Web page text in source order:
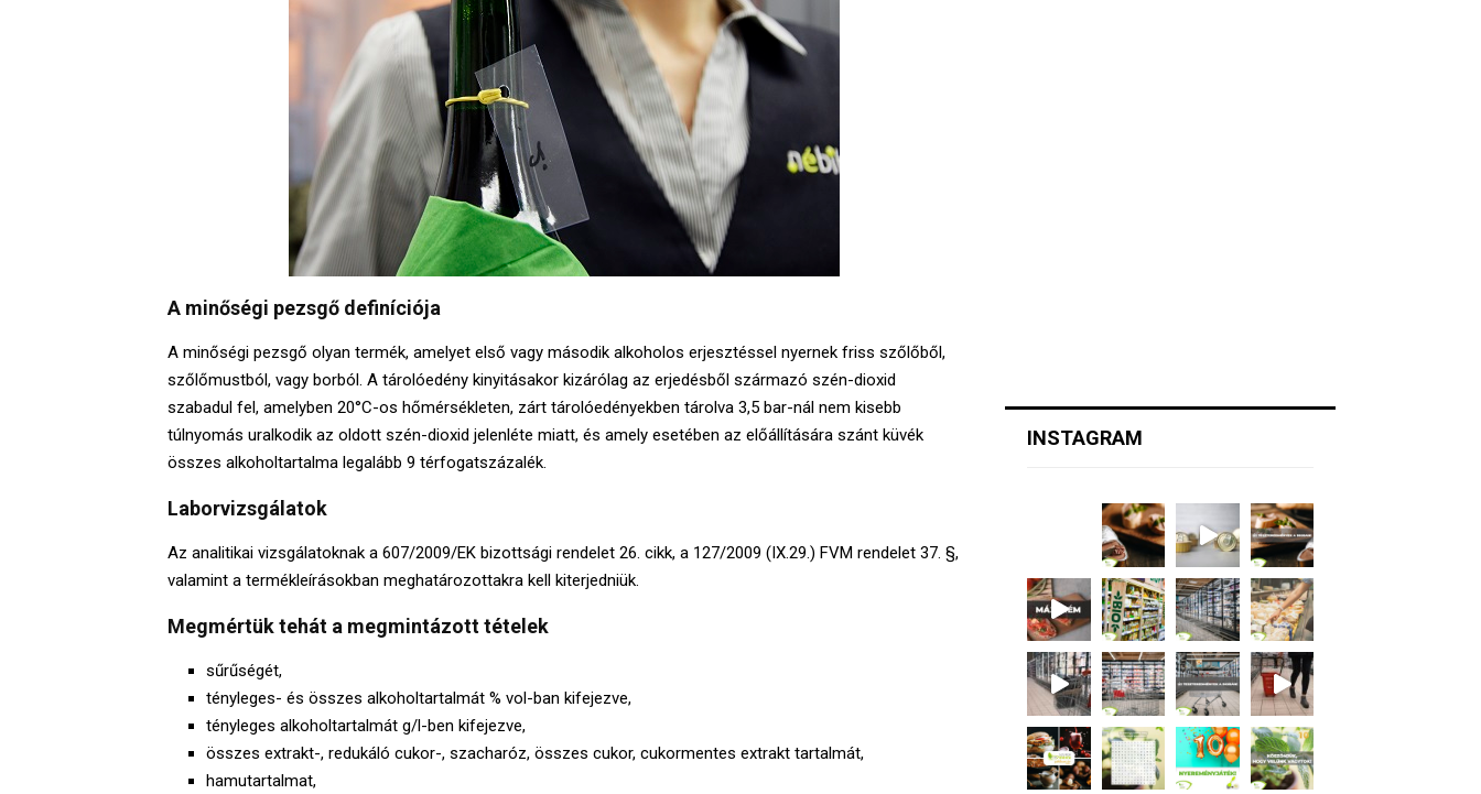
A minőségi pezsgő definíciója
A minőségi pezsgő olyan termék, amelyet első vagy második alkoholos erjesztéssel nyernek friss szőlőből,
szőlőmustból, vagy borból. A tárolóedény kinyitásakor kizárólag az erjedésből származó szén-dioxid
szabadul fel, amelyben 20°C-os hőmérsékleten, zárt tárolóedényekben tárolva 3,5 bar-nál nem kisebb
túlnyomás uralkodik az oldott szén-dioxid jelenléte miatt, és amely esetében az előállítására szánt küvék
összes alkoholtartalma legalább 9 térfogatszázalék.
Laborvizsgálatok
Az analitikai vizsgálatoknak a 607/2009/EK bizottsági rendelet 26. cikk, a 127/2009 (IX.29.) FVM rendelet 37. §,
valamint a termékleírásokban meghatározottakra kell kiterjedniük.
Megmértük tehát a megmintázott tételek
sűrűségét,
tényleges- és összes alkoholtartalmát % vol-ban kifejezve,
tényleges alkoholtartalmát g/l-ben kifejezve,
összes extrakt-, redukáló cukor-, szacharóz, összes cukor, cukormentes extrakt tartalmát,
hamutartalmat,
INSTAGRAM